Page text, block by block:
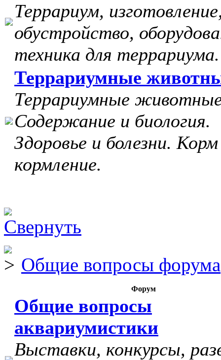
Террариум,
обустройство,
техника для террариума.
Террариумные
Террариумные
Содержание и биология.
Здоровье и болезни.
кормление.
Общие вопросы форума
Форум
Общие вопросы
аквариумистики
Выставки, конкурсы,